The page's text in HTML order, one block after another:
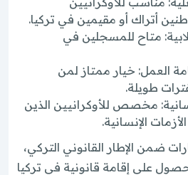
أتراك أو مقيمين في تركيا.
متاح للمسجلين في
العمل: خيار ممتاز لمن
طويلة.
مخصص للأوكرانيين الذين
الإنسانية.
ضمن الإطار القانوني التركي،
على إقامة قانونية في تركيا